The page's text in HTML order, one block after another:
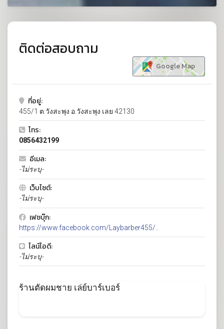
ติดต่อสอบถาม
Google Map
ที่อยู่:
455/1 ต.วังสะพุง อ.วังสะพุง เลย 42130
โทร:
0856432199
อีเมล:
-ไม่ระบุ-
เว็บไซต์:
-ไม่ระบุ-
เฟซบุ๊ก:
https://www.facebook.com/Laybarber455/..
ไลน์ไอดี:
-ไม่ระบุ-
ร้านตัดผมชาย เล่ย์บาร์เบอร์